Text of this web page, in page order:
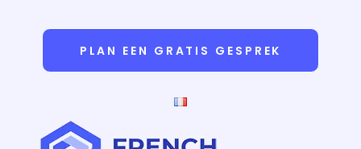
PLAN EEN GRATIS GESPREK